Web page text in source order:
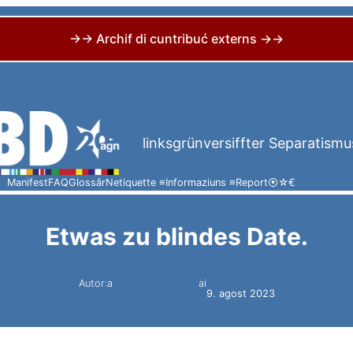
→→ Archif di cuntribuć externs →→
linksgrünversiffter
ManifestFAQGlossârNetiquette ≡Informaziuns ≡Report⦿☆€
Etwas zu blindes Date.
Autor:a
ai
9. agost 2023